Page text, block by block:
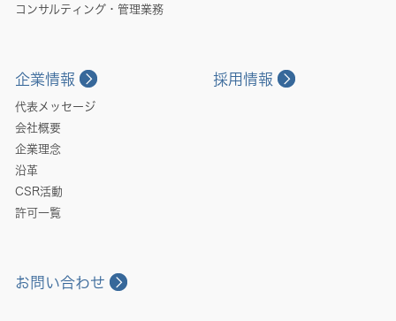
コンサルティング・管理業務
企業情報
代表メッセージ
会社概要
企業理念
沿革
CSR活動
許可一覧
採用情報
お問い合わせ